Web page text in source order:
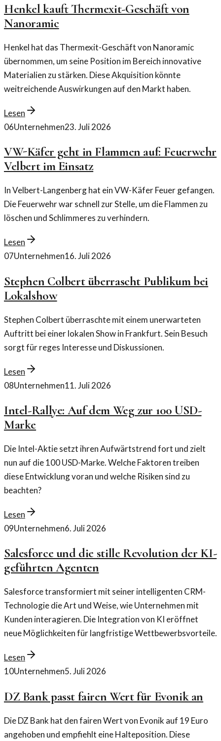
Henkel kauft Thermexit-Geschäft von
Nanoramic
Henkel hat das Thermexit-Geschäft von Nanoramic
übernommen, um seine Position im Bereich innovative
Materialien zu stärken. Diese Akquisition könnte
weitreichende Auswirkungen auf den Markt haben.
Lesen
06Unternehmen23. Juli 2026
VW-Käfer geht in Flammen auf: Feuerwehr
Velbert im Einsatz
In Velbert-Langenberg hat ein VW-Käfer Feuer gefangen.
Die Feuerwehr war schnell zur Stelle, um die Flammen zu
löschen und Schlimmeres zu verhindern.
Lesen
07Unternehmen16. Juli 2026
Stephen Colbert überrascht Publikum bei
Lokalshow
Stephen Colbert überraschte mit einem unerwarteten
Auftritt bei einer lokalen Show in Frankfurt. Sein Besuch
sorgt für reges Interesse und Diskussionen.
Lesen
08Unternehmen11. Juli 2026
Intel-Rallye: Auf dem Weg zur 100 USD-
Marke
Die Intel-Aktie setzt ihren Aufwärtstrend fort und zielt
nun auf die 100 USD-Marke. Welche Faktoren treiben
diese Entwicklung voran und welche Risiken sind zu
beachten?
Lesen
09Unternehmen6. Juli 2026
Salesforce und die stille Revolution der KI-
geführten Agenten
Salesforce transformiert mit seiner intelligenten CRM-
Technologie die Art und Weise, wie Unternehmen mit
Kunden interagieren. Die Integration von KI eröffnet
neue Möglichkeiten für langfristige Wettbewerbsvorteile.
Lesen
10Unternehmen5. Juli 2026
DZ Bank passt fairen Wert für Evonik an
Die DZ Bank hat den fairen Wert von Evonik auf 19 Euro
angehoben und empfiehlt eine Halteposition. Diese